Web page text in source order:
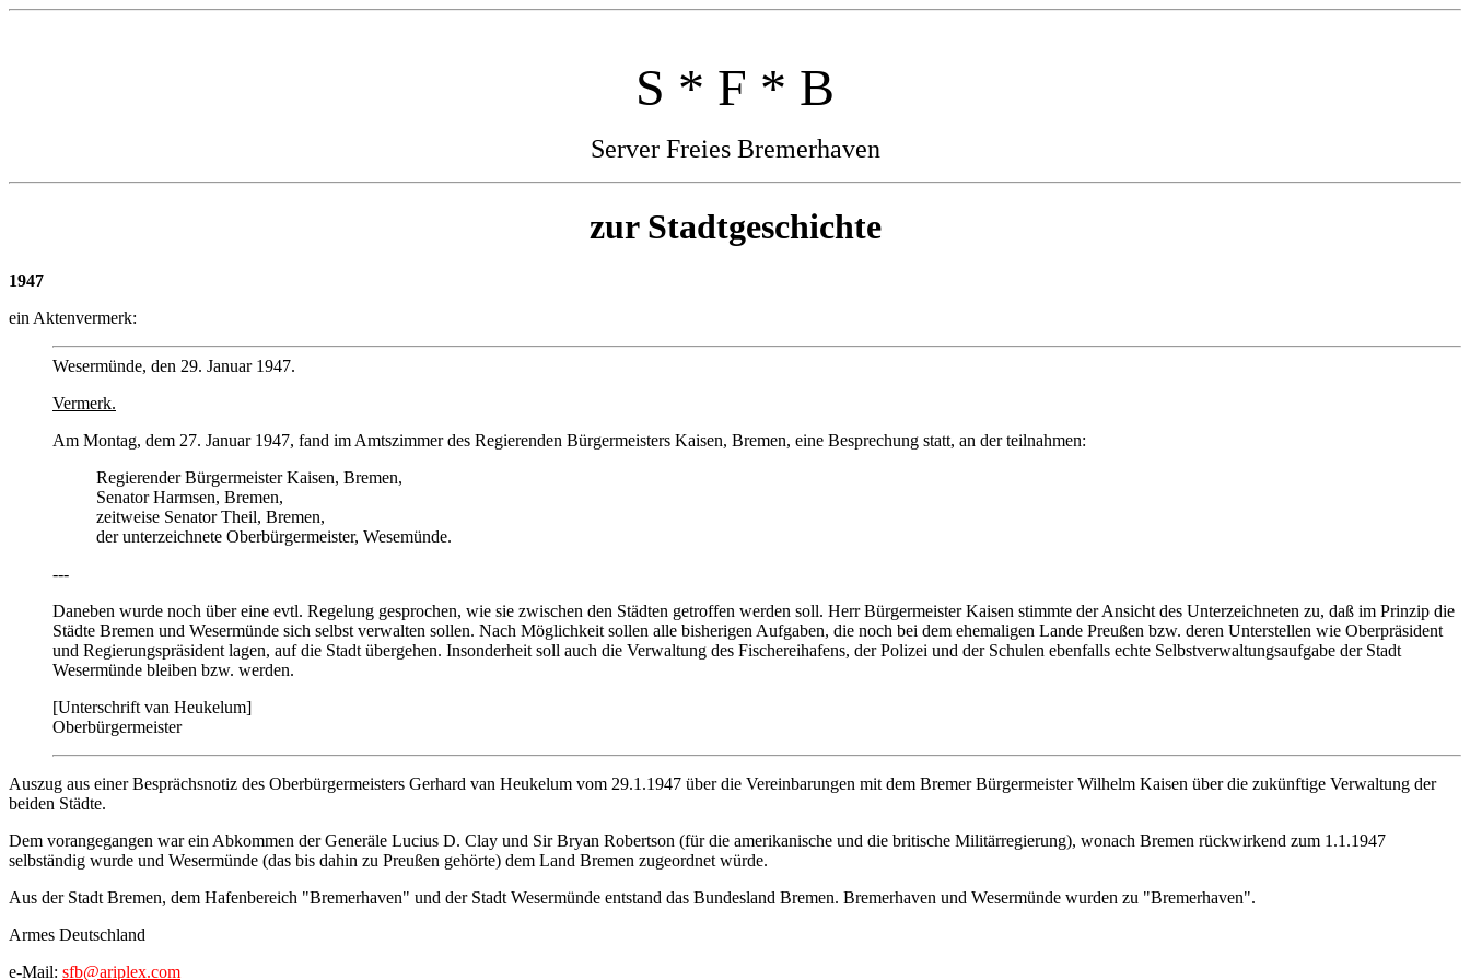
S * F * B
Server Freies Bremerhaven
zur Stadtgeschichte
1947
ein Aktenvermerk:
Wesermünde, den 29. Januar 1947.
Vermerk.
Am Montag, dem 27. Januar 1947, fand im Amtszimmer des Regierenden Bürgermeisters Kaisen, Bremen, eine Besprechung statt, an der teilnahmen:
Regierender Bürgermeister Kaisen, Bremen,
Senator Harmsen, Bremen,
zeitweise Senator Theil, Bremen,
der unterzeichnete Oberbürgermeister, Wesemünde.
---
Daneben wurde noch über eine evtl. Regelung gesprochen, wie sie zwischen den Städten getroffen werden soll. Herr Bürgermeister Kaisen stimmte der Ansicht des Unterzeichneten zu, daß im Prinzip die
Städte Bremen und Wesermünde sich selbst verwalten sollen. Nach Möglichkeit sollen alle bisherigen Aufgaben, die noch bei dem ehemaligen Lande Preußen bzw. deren Unterstellen wie Oberpräsident
und Regierungspräsident lagen, auf die Stadt übergehen. Insonderheit soll auch die Verwaltung des Fischereihafens, der Polizei und der Schulen ebenfalls echte Selbstverwaltungsaufgabe der Stadt
Wesermünde bleiben bzw. werden.
[Unterschrift van Heukelum]
Oberbürgermeister
Auszug aus einer Besprächsnotiz des Oberbürgermeisters Gerhard van Heukelum vom 29.1.1947 über die Vereinbarungen mit dem Bremer Bürgermeister Wilhelm Kaisen über die zukünftige Verwaltung der
beiden Städte.
Dem vorangegangen war ein Abkommen der Generäle Lucius D. Clay und Sir Bryan Robertson (für die amerikanische und die britische Militärregierung), wonach Bremen rückwirkend zum 1.1.1947
selbständig wurde und Wesermünde (das bis dahin zu Preußen gehörte) dem Land Bremen zugeordnet würde.
Aus der Stadt Bremen, dem Hafenbereich "Bremerhaven" und der Stadt Wesermünde entstand das Bundesland Bremen. Bremerhaven und Wesermünde wurden zu "Bremerhaven".
Armes Deutschland
e-Mail: sfb@ariplex.com